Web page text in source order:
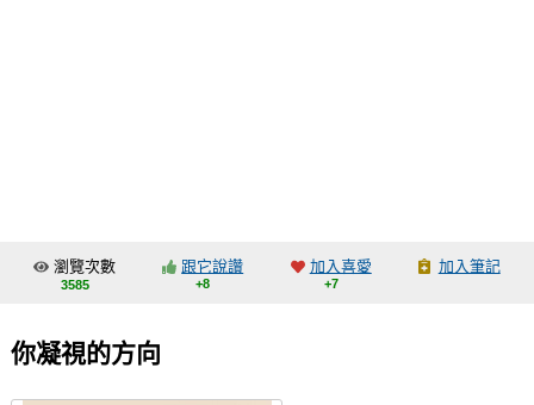
交流中心
會員功能選單
瀏覽次數
3585
跟它說讚
+8
加入喜愛
+7
加入筆記
你凝視的方向